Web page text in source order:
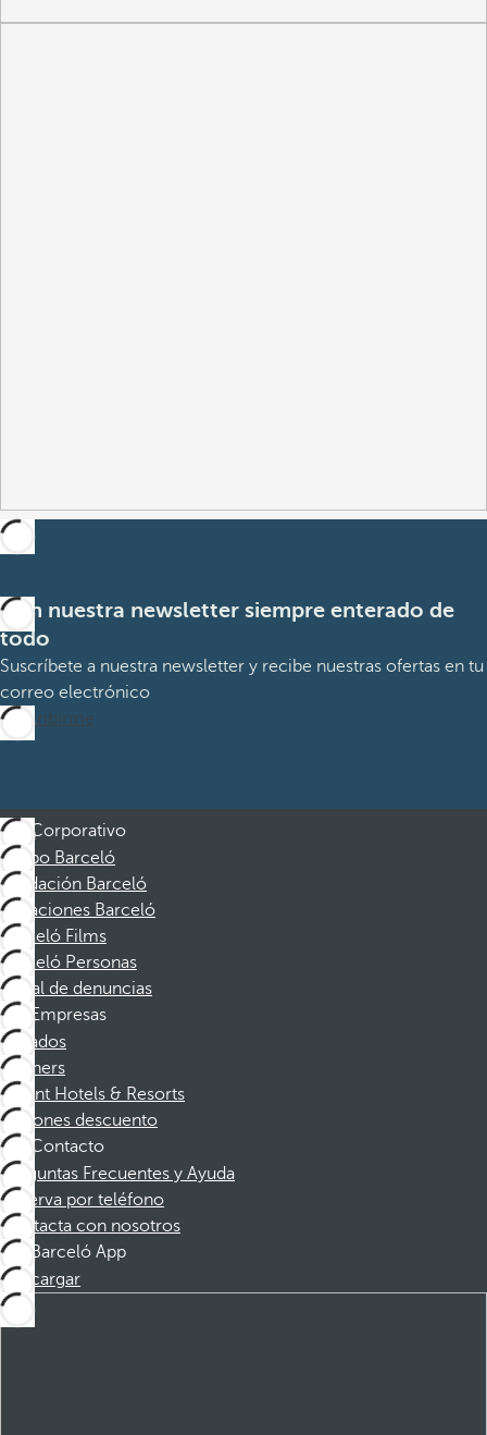
Con nuestra newsletter siempre enterado de
todo
Suscríbete a nuestra newsletter y recibe nuestras ofertas en tu
correo electrónico
Suscribirme
Corporativo
Grupo Barceló
Fundación Barceló
Vacaciones Barceló
Barceló Films
Barceló Personas
Canal de denuncias
Empresas
Afiliados
Partners
Dorint Hotels & Resorts
Cupones descuento
Contacto
Preguntas Frecuentes y Ayuda
Reserva por teléfono
Contacta con nosotros
Barceló App
Descargar